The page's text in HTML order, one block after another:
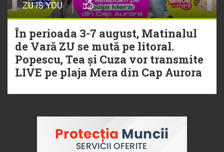
ZU IS YOU
În perioada 3-7 august, Matinalul
de Vară ZU se mută pe litoral.
Popescu, Tea și Cuza vor transmite
LIVE pe plaja Mera din Cap Aurora